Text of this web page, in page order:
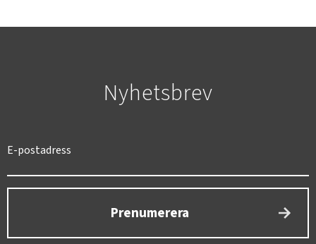
Nyhetsbrev
Prenumerera